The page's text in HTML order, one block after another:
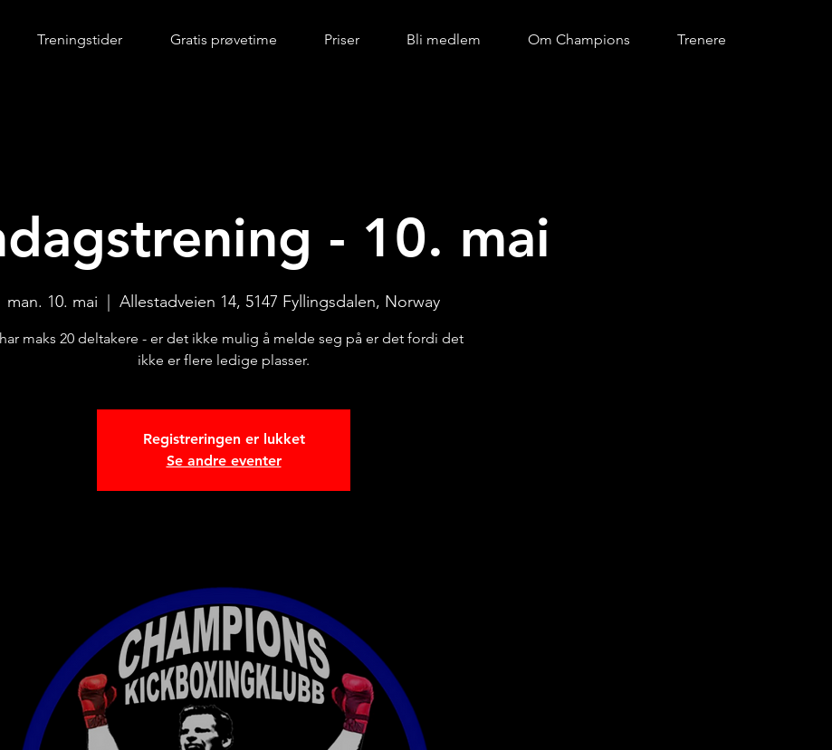
- 10. mai
man. 10. mai Allestadveien 14, 5147 Fyllingsdalen, Norway
maks 20 deltakere - er det ikke mulig å melde seg på er det fordi det
Registreringen er lukket
Se andre eventer
Treningstider Gratis prøvetime Priser Bli medlem Om Champions Trenere